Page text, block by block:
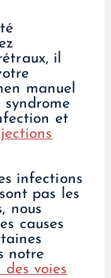
il
manuel
et
infections
pas les
nous
causes
notre
des voies